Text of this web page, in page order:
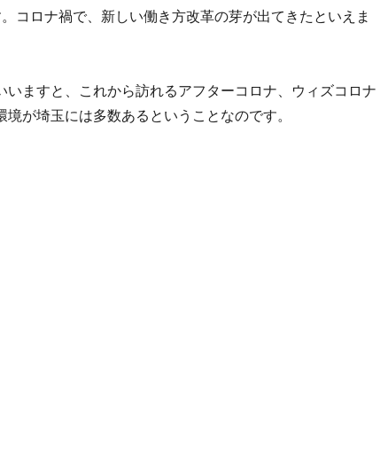
コロナ禍で、新しい働き方改革の芽が出てきたといえま
ますと、これから訪れるアフターコロナ、ウィズコロナ
が埼玉には多数あるということなのです。